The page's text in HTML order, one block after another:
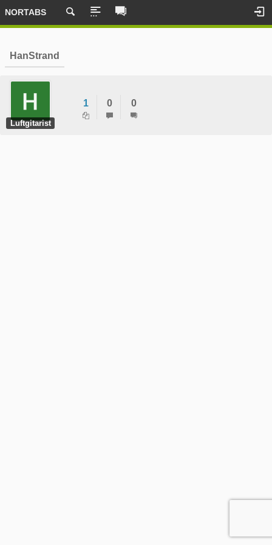
NORTABS
HanStrand
Luftgitarist
1 0 0